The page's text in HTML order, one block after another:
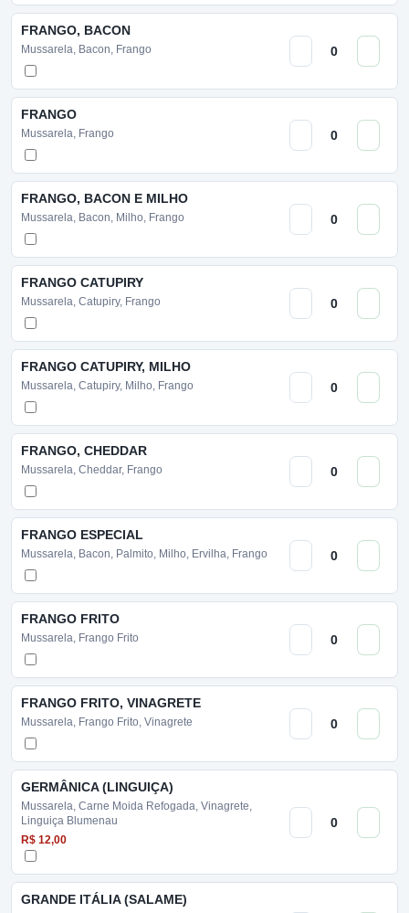
FRANGO, BACON
Mussarela, Bacon, Frango
FRANGO
Mussarela, Frango
FRANGO, BACON E MILHO
Mussarela, Bacon, Milho, Frango
FRANGO CATUPIRY
Mussarela, Catupiry, Frango
FRANGO CATUPIRY, MILHO
Mussarela, Catupiry, Milho, Frango
FRANGO, CHEDDAR
Mussarela, Cheddar, Frango
FRANGO ESPECIAL
Mussarela, Bacon, Palmito, Milho, Ervilha, Frango
FRANGO FRITO
Mussarela, Frango Frito
FRANGO FRITO, VINAGRETE
Mussarela, Frango Frito, Vinagrete
GERMÂNICA (LINGUIÇA)
Mussarela, Carne Moida Refogada, Vinagrete,
Linguiça Blumenau
R$ 12,00
GRANDE ITÁLIA (SALAME)